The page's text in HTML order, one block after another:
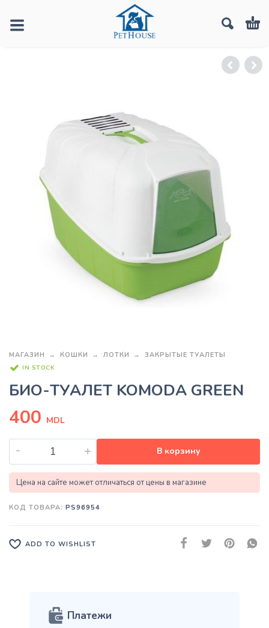
МАГАЗИН КОШКИ ЛОТКИ ЗАКРЫТЫЕ ТУАЛЕТЫ
IN STOCK
БИО-ТУАЛЕТ KOMODA GREEN
400 MDL
- + В корзину
Цена на сайте может отличаться от цены в магазине
КОД ТОВАРА: PS96954
ADD TO WISHLIST
Платежи